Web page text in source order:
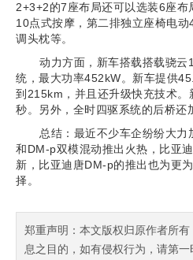
2+3+2的7座布局还可以选装6座
10点式按摩，第二排独立座椅电
调头枕等。
动力方面，新车搭载搭载骁云
统，最大功率452kW。新车提供
到215km，并且还升级快充技术
秒。另外，全时四驱系统的后桥还
总结：最近不少车企纷纷大
和DM-p双模混动推出火热，比亚
新，比亚迪唐DM-p的推出也为更
择。
郑重声明：本文版权归原作者所
息之目的，如有侵权行为，请第一